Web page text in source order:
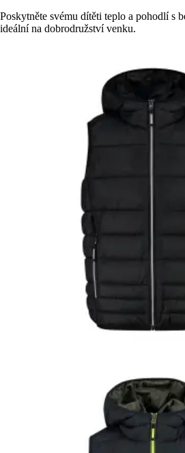
Poskytněte svému dítěti teplo a pohodlí s
ideální na dobrodružství venku.